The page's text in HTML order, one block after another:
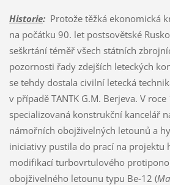
Historie:Protože těžká ekonomická
na počátku 90. let postsovětské
seškrtání téměř všech státních
pozornosti řady zdejších leteckých
se tehdy dostala civilní letecká
v případě TANTK G.M. Berjeva. V
specializovaná konstrukční kancelář
námořních obojživelných letounů a
iniciativy pustila do prací na projektu
modifikací turbovrtulového
obojživelného letounu typu Be-12 (